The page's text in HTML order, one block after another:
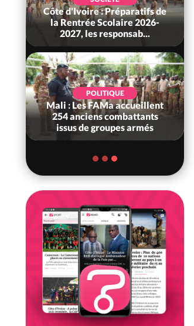
Côte d'Ivoire : Préparatifs de
la Rentrée Scolaire 2026-
2027, les responsab...
POLITIQUE
Mali : Les FAMa accueillent
254 anciens combattants
issus de groupes armés